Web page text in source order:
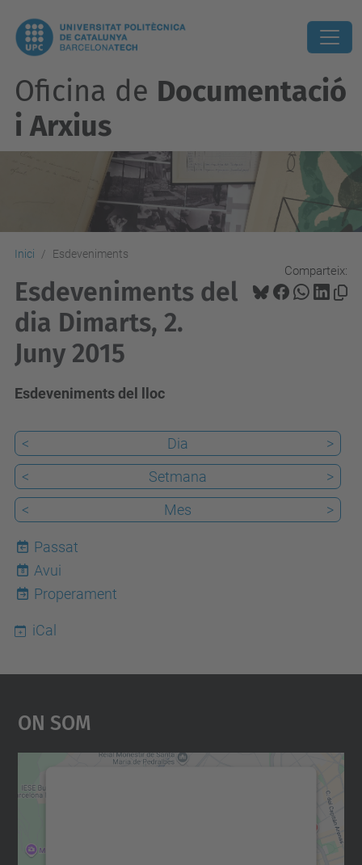
Oficina de Documentació
i Arxius
Inici Esdeveniments
Comparteix:
Esdeveniments del
dia Dimarts, 2.
Juny 2015
Esdeveniments del lloc
< Dia
>
<
Setmana
>
<
Mes >
Passat
8
Avui
Properament
iCal
On Som